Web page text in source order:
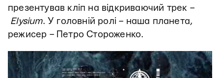
презентував кліп на відкриваючий трек –
Elysium. У головній ролі – наша планета,
режисер – Петро Стороженко.